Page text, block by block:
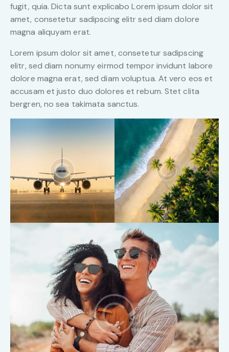
fugit, quia. Dicta sunt explicabo Lorem ipsum dolor sit
amet, consetetur sadipscing elitr sed diam dolore
magna aliquyam erat.
Lorem ipsum dolor sit amet, consetetur sadipscing
elitr, sed diam nonumy eirmod tempor invidunt labore
dolore magna erat, sed diam voluptua. At vero eos et
accusam et justo duo dolores et rebum. Stet clita
bergren, no sea takimata sanctus.